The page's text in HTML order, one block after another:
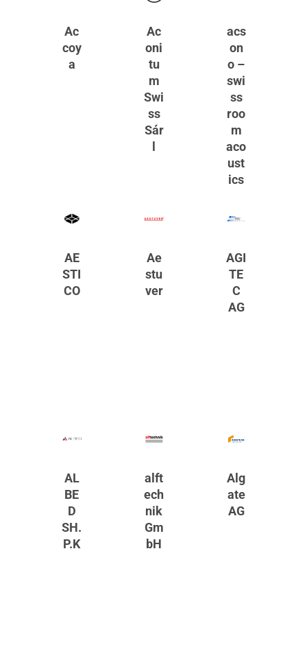
Ac
coy
a
Ac
oni
tu
m
Swi
ss
Sár
acs
on
o –
swi
ss
roo
m
aco
ust
ics
AE
STI
CO
Ae
stu
ver
AGI
TE
C
AG
AL
BE
D
SH.
P.K
alft
ech
nik
Gm
bH
Alg
ate
AG